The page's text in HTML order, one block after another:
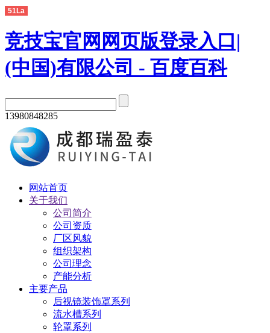
51La
竞技宝官网网页版登录入口|
(中国)有限公司 - 百度百科
13980848285
网站首页
关于我们
公司简介
公司资质
厂区风貌
组织架构
公司理念
产能分析
主要产品
后视镜装饰罩系列
流水槽系列
轮罩系列